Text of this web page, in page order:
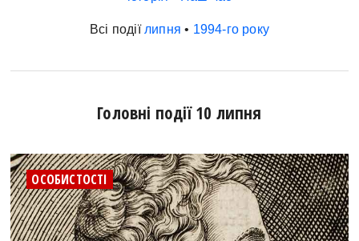
Всі події липня • 1994-го року
Головні події 10 липня
ОСОБИСТОСТІ